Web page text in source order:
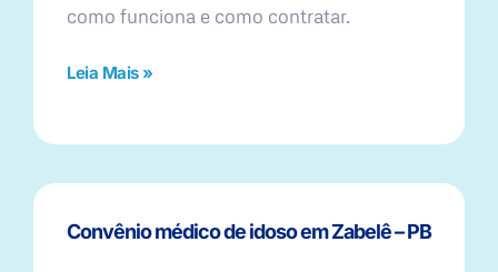
como funciona e como contratar.
Leia Mais »
Convênio médico de idoso em Zabelê – PB